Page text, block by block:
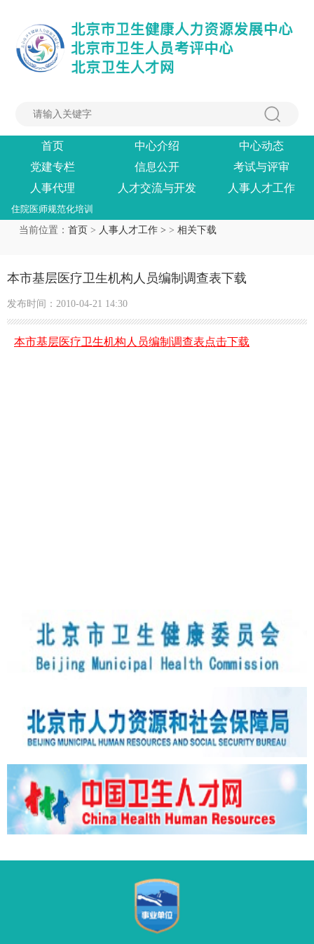
首页 中心介绍
中心动态
党建专栏
信息公开
考试与评审
人事代理
人才交流与开发 人事人才工作
住院医师规范化培训
当前位置： 首页 > 人事人才工作 > > 相关下载
本市基层医疗卫生机构人员编制调查表下载
发布时间：2010-04-21 14:30
本市基层医疗卫生机构人员编制调查表点击下载